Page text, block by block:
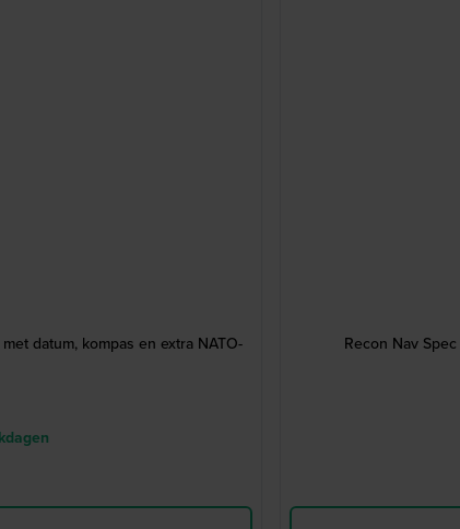
datum, kompas en extra NATO-
Recon Nav